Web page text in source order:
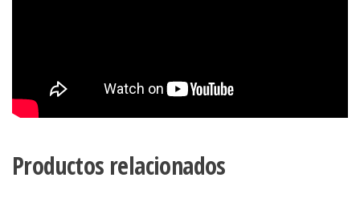
Productos relacionados